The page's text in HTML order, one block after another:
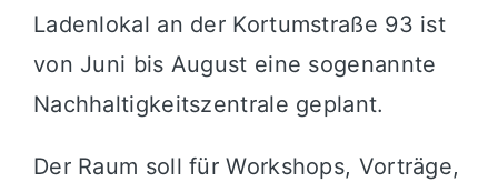
Ladenlokal an der Kortumstraße 93 ist
von Juni bis August eine sogenannte
Nachhaltigkeitszentrale geplant.
Der Raum soll für Workshops, Vorträge,